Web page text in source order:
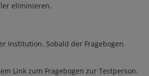
eliminieren.
Institution. Sobald der Fragebogen
Link zum Fragebogen zur Testperson.